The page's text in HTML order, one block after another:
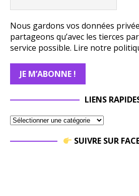
Nous gardons vos données
partageons qu’avec les tierces
service possible. Lire notre
LIENS
SUIVRE SUR